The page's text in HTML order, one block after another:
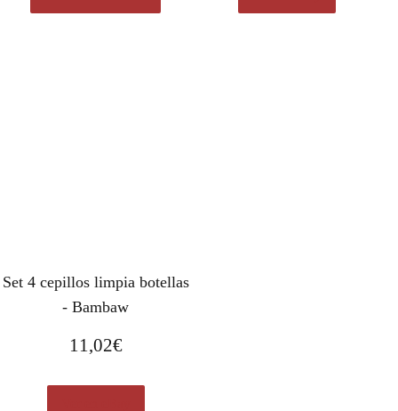
Set 4 cepillos limpia botellas
- Bambaw
11,02€